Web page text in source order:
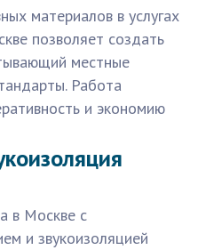
материалов в услугах
позволяет создать
местные
Работа
и экономию
в Москве с
и звукоизоляцией